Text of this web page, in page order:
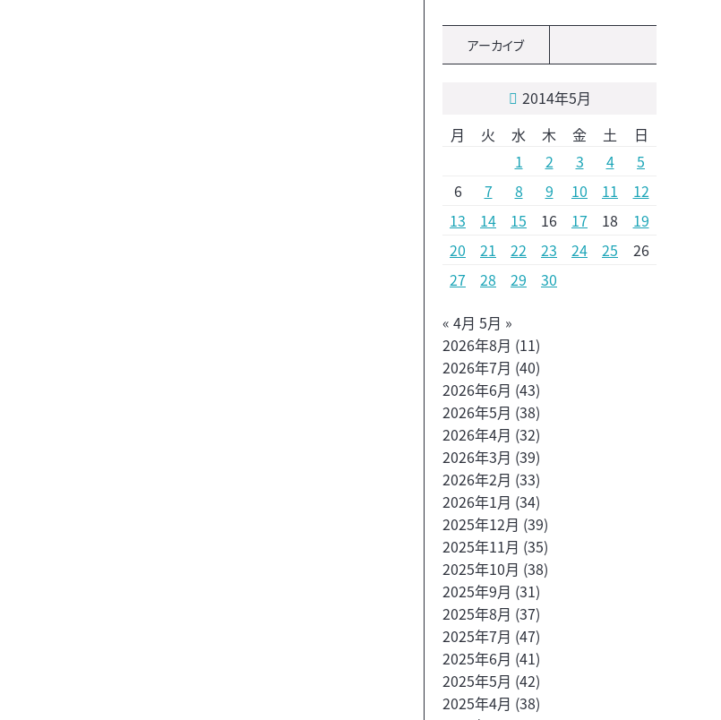
アーカイブ
2014年5月
月
火 水 木 金 土
日
1
2 3 4
5
6
7 8 9 10 11
12
13
14 15 16 17 18
19
20
21 22 23 24 25
26
27
28 29
30
« 4月 5月 »
2026年8月 (11)
2026年7月 (40)
2026年6月 (43)
2026年5月 (38)
2026年4月 (32)
2026年3月 (39)
2026年2月 (33)
2026年1月 (34)
2025年12月 (39)
2025年11月 (35)
2025年10月 (38)
2025年9月 (31)
2025年8月 (37)
2025年7月 (47)
2025年6月 (41)
2025年5月 (42)
2025年4月 (38)